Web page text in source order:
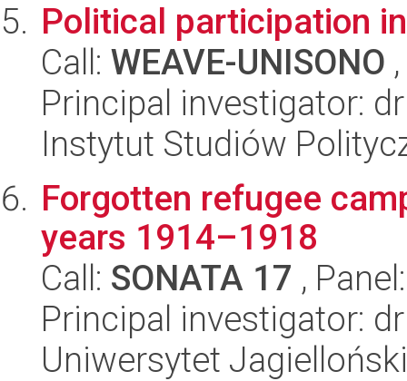
Political participation
Call: WEAVE-UNISONO
Principal investigator:
Instytut Studiów
Forgotten refugee
years 1914–1918
Call: SONATA 17 ,
Principal investigator:
Uniwersytet